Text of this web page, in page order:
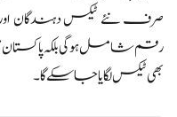
صرف نئے ٹیکس دہندگان
رقم شامل ہوگی بلکہ پاکستان
بھی ٹیکس لگایا جاسکے گا۔